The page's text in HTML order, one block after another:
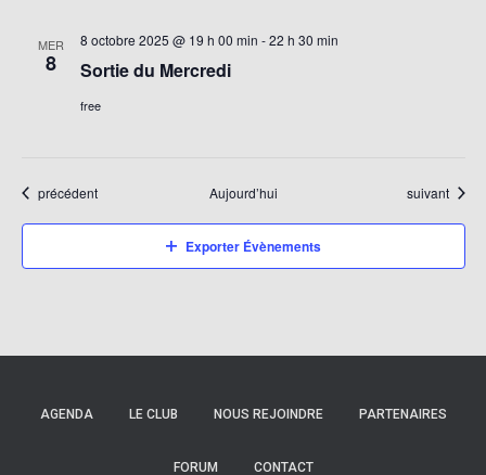
MER
8
8 octobre 2025 @ 19 h 00 min -22 h 30 min
Sortie du Mercredi
free
Évènements
précédent Aujourd’hui Évènements
suivant
Exporter Évènements
AGENDA LE CLUB NOUS REJOINDRE PARTENAIRES
FORUM CONTACT